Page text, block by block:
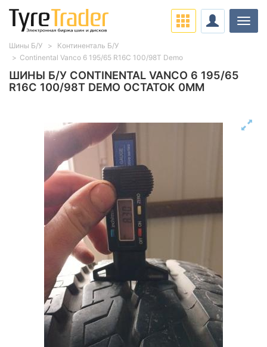
ШИНЫ Б/У CONTINENTAL VANCO 6 195/65
R16C 100/98T DEMO ОСТАТОК 0ММ
Шины Б/У
Континенталь Б/У
Continental Vanco 6 195/65 R16C 100/98T Demo